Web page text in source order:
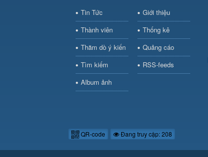
Tin Tức
Giới thiệu
Thành viên
Thống kê
Thăm dò ý kiến
Quảng cáo
Tìm kiếm
RSS-feeds
Album ảnh
QR-code Đang truy cập: 208